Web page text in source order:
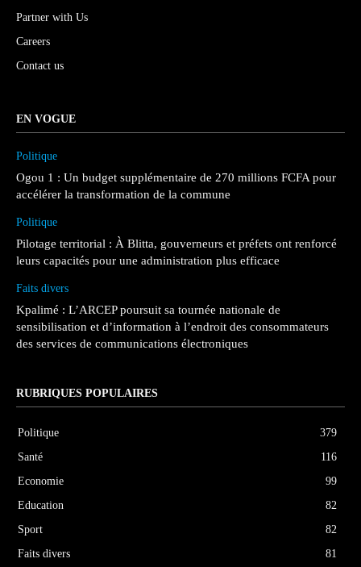
Partner with Us
Careers
Contact us
EN VOGUE
Politique
Ogou 1 : Un budget supplémentaire de 270 millions FCFA pour
accélérer la transformation de la commune
Politique
Pilotage territorial : À Blitta, gouverneurs et préfets ont renforcé
leurs capacités pour une administration plus efficace
Faits divers
Kpalimé : L’ARCEP poursuit sa tournée nationale de
sensibilisation et d’information à l’endroit des consommateurs
des services de communications électroniques
RUBRIQUES POPULAIRES
Politique
379
Santé
116
Economie
99
Education
82
Sport
82
Faits divers
81